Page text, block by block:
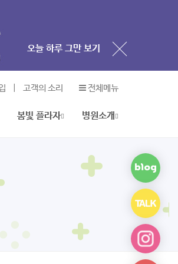
오늘 하루 그만 보기
오늘 하루 그만 보기
고객의 소리 전체메뉴
봄빛 플라자 병원소개